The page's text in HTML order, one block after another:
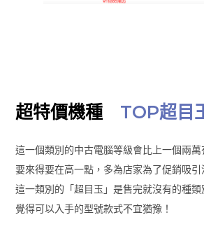
超特價機種 TOP超目
這一個類別的中古電腦等級會比上一個兩
要來得要在高一點，多為店家為了促銷吸引
這一類別的「超目玉」是售完就沒有的種
覺得可以入手的型號款式不宜猶豫！